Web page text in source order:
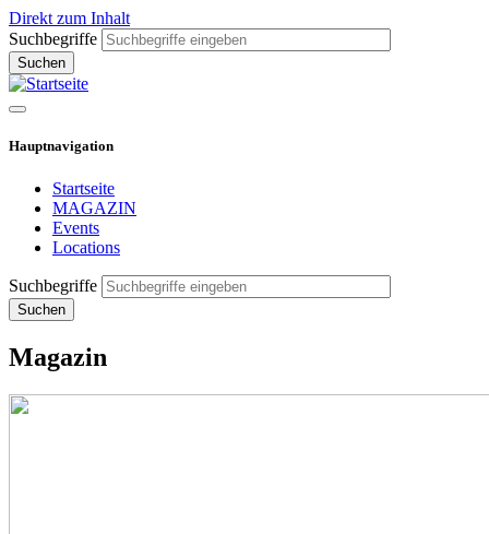
Direkt zum Inhalt
Suchbegriffe
Hauptnavigation
Startseite
MAGAZIN
Events
Locations
Suchbegriffe
Magazin